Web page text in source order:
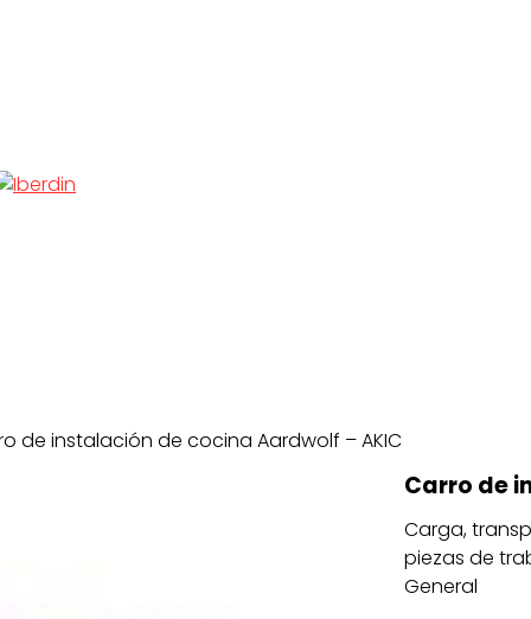
de instalación de cocina Aardwolf – AKIC
Carro de
Carga,
piezas de
General